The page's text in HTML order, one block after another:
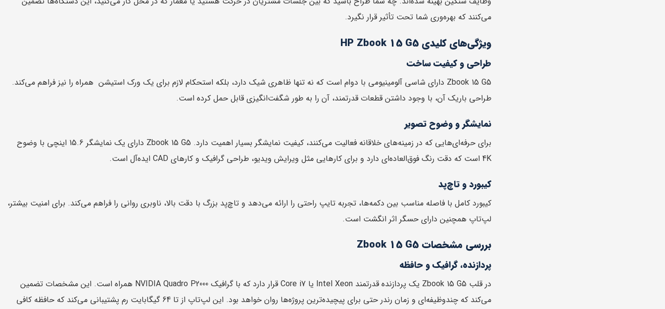
می‌کنند که بهره‌وری شما تحت تأثیر قرار نگیرد.
ویژگی‌های کلیدی HP Zbook 15 G5
طراحی و کیفیت ساخت
Zbook 15 G5 دارای شاسی آلومینیومی با دوام است که نه تنها ظاهری شیک دارد، بلکه استحکام لازم برای یک ورک استیشن همراه را نیز فراهم می‌کند.
طراحی باریک آن، با وجود داشتن قطعات قدرتمند، آن را به طور شگفت‌انگیزی قابل حمل کرده است.
نمایشگر و وضوح تصویر
برای حرفه‌ای‌هایی که در زمینه‌های خلاقانه فعالیت می‌کنند، کیفیت نمایشگر بسیار اهمیت دارد. Zbook 15 G5 دارای یک نمایشگر 15.6 اینچی با وضوح
4K است که دقت رنگ فوق‌العاده‌ای دارد و برای کارهایی مثل ویرایش ویدیو، طراحی گرافیک و کارهای CAD ایده‌آل است.
کیبورد و تاچ‌پد
کیبورد کامل با فاصله مناسب بین دکمه‌ها، تجربه تایپ راحتی را ارائه می‌دهد و تاچ‌پد بزرگ با دقت بالا، ناوبری روانی را فراهم می‌کند. برای امنیت بیشتر،
لپ‌تاپ همچنین دارای حسگر اثر انگشت است.
بررسی مشخصات Zbook 15 G5
پردازنده، گرافیک و حافظه
در قلب Zbook 15 G5 یک پردازنده قدرتمند Intel Xeon یا Core i7 قرار دارد که با گرافیک NVIDIA Quadro P2000 همراه است. این مشخصات تضمین
می‌کند که چندوظیفه‌ای و زمان رندر حتی برای پیچیده‌ترین پروژه‌ها روان خواهد بود. این لپ‌تاپ از تا 64 گیگابایت رم پشتیبانی می‌کند که حافظه کافی